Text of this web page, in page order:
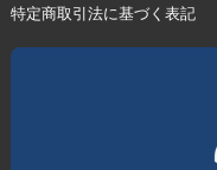
特定商取引法に基づく表記